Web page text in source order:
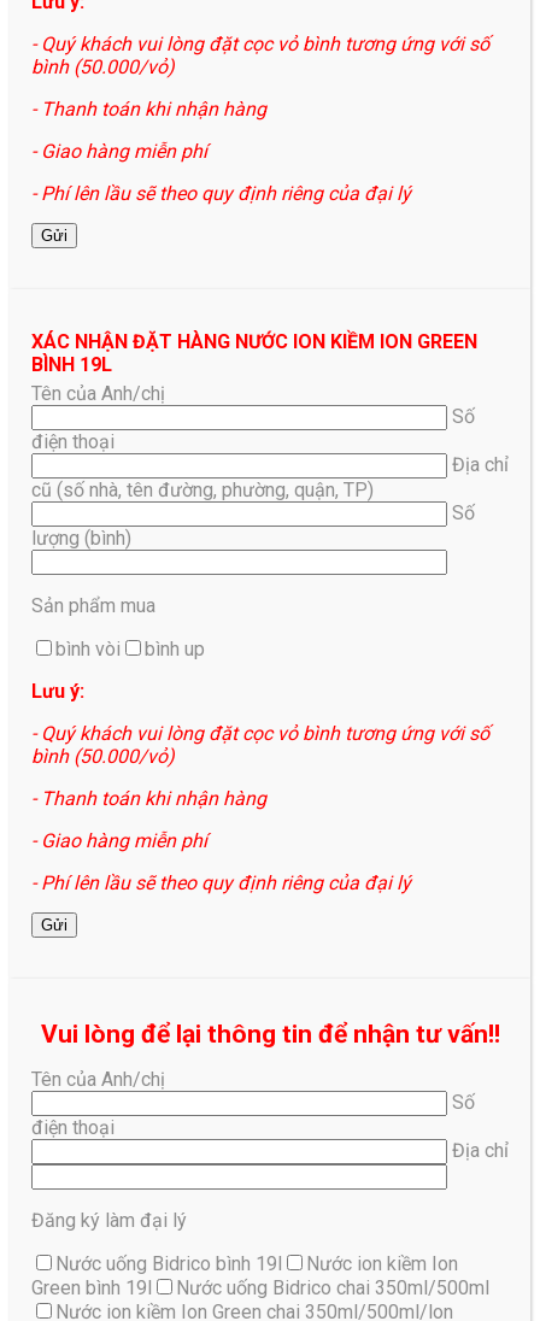
- Quý khách vui lòng đặt cọc vỏ bình tương ứng với số
bình (50.000/vỏ)
- Thanh toán khi nhận hàng
- Giao hàng miễn phí
- Phí lên lầu sẽ theo quy định riêng của đại lý
XÁC NHẬN ĐẶT HÀNG NƯỚC ION KIỀM ION GREEN
BÌNH 19L
Tên của Anh/chị
Số
điện thoại
Địa chỉ
cũ (số nhà, tên đường, phường, quận, TP)
Số
lượng (bình)
Sản phẩm mua
bình vòi
bình up
Lưu ý:
- Quý khách vui lòng đặt cọc vỏ bình tương ứng với số
bình (50.000/vỏ)
- Thanh toán khi nhận hàng
- Giao hàng miễn phí
- Phí lên lầu sẽ theo quy định riêng của đại lý
Vui lòng để lại thông tin để nhận tư vấn!!
Tên của Anh/chị
Số
điện thoại
Địa chỉ
Đăng ký làm đại lý
Nước uống Bidrico bình 19l
Nước ion kiềm Ion
Green bình 19l
Nước uống Bidrico chai 350ml/500ml
Nước ion kiềm Ion Green chai 350ml/500ml/lon